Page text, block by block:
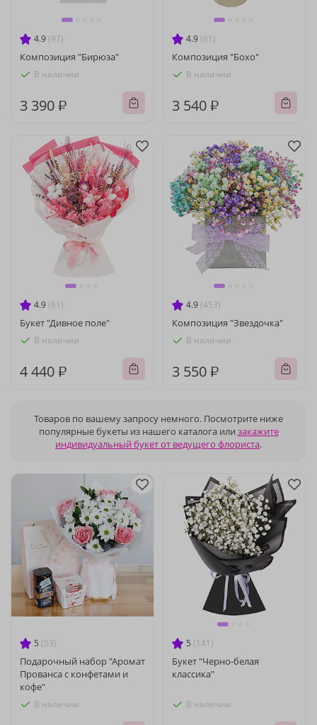
4.9 (97)
Композиция "Бирюза"
В наличии
3 390 ₽
4.9 (61)
Композиция "Бохо"
В наличии
3 540 ₽
4.9 (61)
Букет "Дивное поле"
В наличии
4 440 ₽
4.9 (453)
Композиция "Звездочка"
В наличии
3 550 ₽
Товаров по вашему запросу немного. Посмотрите ниже
популярные букеты из нашего каталога или закажите
индивидуальный букет от ведущего флориста.
5 (53)
Подарочный набор "Аромат
Прованса с конфетами и
кофе"
В наличии
5 (141)
Букет "Черно-белая
классика"
В наличии